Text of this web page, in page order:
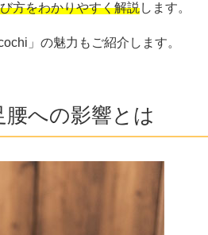
方をわかりやすく解説します。
」の魅力もご紹介します。
への影響とは